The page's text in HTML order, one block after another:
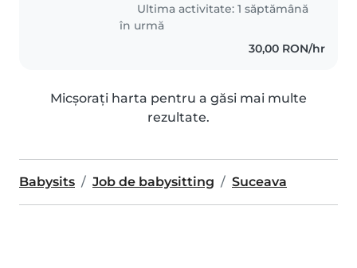
Ultima activitate: 1 săptămână
în urmă
30,00 RON/hr
Micșorați harta pentru a găsi mai multe
rezultate.
Babysits Job de babysitting Suceava